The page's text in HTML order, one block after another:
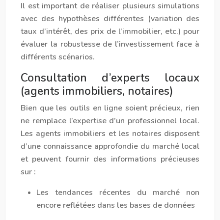
Il est important de réaliser plusieurs simulations
avec des hypothèses différentes (variation des
taux d’intérêt, des prix de l’immobilier, etc.) pour
évaluer la robustesse de l’investissement face à
différents scénarios.
Consultation d’experts locaux
(agents immobiliers, notaires)
Bien que les outils en ligne soient précieux, rien
ne remplace l’expertise d’un professionnel local.
Les agents immobiliers et les notaires disposent
d’une connaissance approfondie du marché local
et peuvent fournir des informations précieuses
sur :
Les tendances récentes du marché non
encore reflétées dans les bases de données